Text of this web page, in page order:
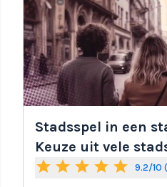
Stadsspel in een
Keuze uit vele
star star star star star